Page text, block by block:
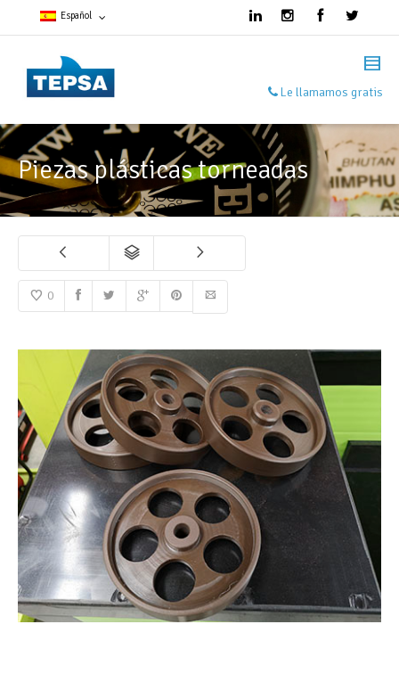
Español
Francés
Español
Inglés
Le llamamos gratis
Piezas plásticas torneadas
0